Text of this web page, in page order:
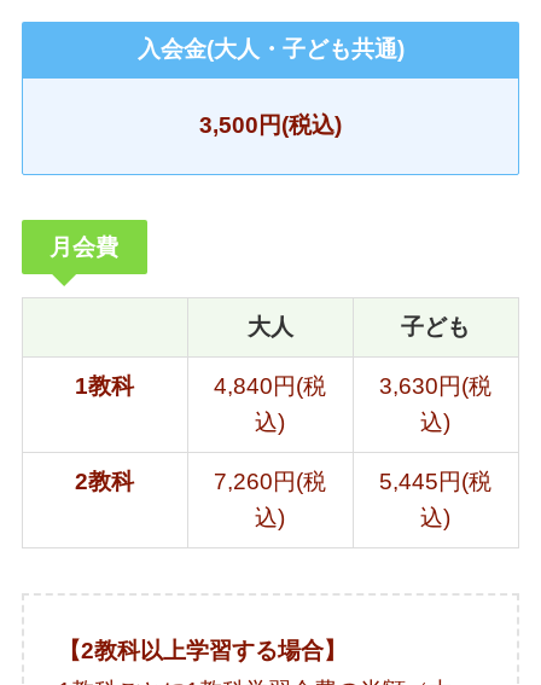
入会金(大人・子ども共通)
3,500円(税込)
月会費
大人 子ども
1教科
4,840円(税
込)
3,630円(税
込)
2教科
7,260円(税
込)
5,445円(税
込)
【2教科以上学習する場合】